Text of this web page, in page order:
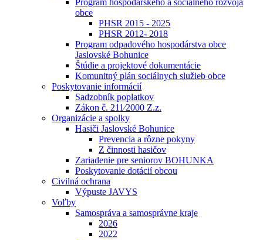
Program hospodárskeho a sociálneho rozvoja
obce
PHSR 2015 - 2025
PHSR 2012- 2018
Program odpadového hospodárstva obce
Jaslovské Bohunice
Štúdie a projektové dokumentácie
Komunitný plán sociálnych služieb obce
Poskytovanie informácií
Sadzobník poplatkov
Zákon č. 211⁄2000 Z.z.
Organizácie a spolky
Hasiči Jaslovské Bohunice
Prevencia a rôzne pokyny
Z činnosti hasičov
Zariadenie pre seniorov BOHUNKA
Poskytovanie dotácií obcou
Civilná ochrana
Výpuste JAVYS
Voľby
Samospráva a samosprávne kraje
2026
2022